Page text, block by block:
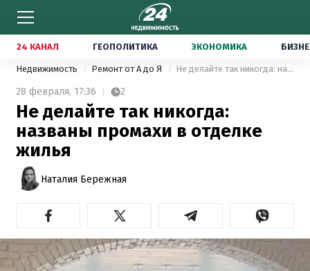
24 КАНАЛ ГЕОПОЛИТИКА ЭКОНОМИКА
Недвижимость Ремонт от А до Я Не делайте так никогда: названы промахи в отделке жилья
28 февраля, 17:36 2
Не делайте так никогда:
названы промахи в отделке
жилья
Наталия Бережная